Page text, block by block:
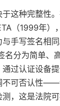
这种完整性
（1999年）
手写签名相
名分为简单、
通过认证设备
不可否认性
，这是法院可